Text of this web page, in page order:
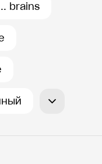
brains